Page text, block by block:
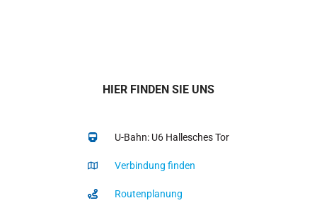
HIER FINDEN SIE UNS
U-Bahn: U6 Hallesches Tor
Verbindung finden
Routenplanung